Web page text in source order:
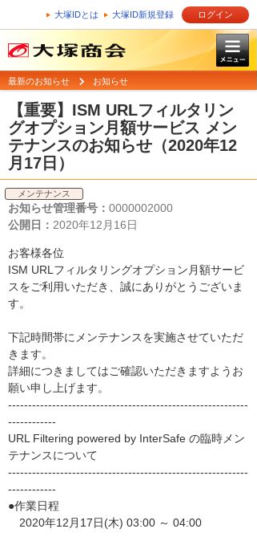
大塚IDとは 大塚ID新規登録 ログイン
最新のお知らせ お知らせ
【重要】ISM URLフィルタリン
グオプション月額サービス メン
テナンスのお知らせ（2020年12
月17日）
メンテナンス
お知らせ管理番号： 0000002000
公開日： 2020年12月16日
お客様各位
ISM URLフィルタリングオプション月額サービ
スをご利用いただき、誠にありがとうございま
す。
下記時間帯にメンテナンスを実施させていただ
きます。
詳細につきましてはご確認いただきますようお
願い申し上げます。
------------------------------------------------------------
------------
URL Filtering powered by InterSafe の臨時メン
テナンスについて
------------------------------------------------------------
------------
●作業日程
2020年12月17日(木) 03:00 ～ 04:00